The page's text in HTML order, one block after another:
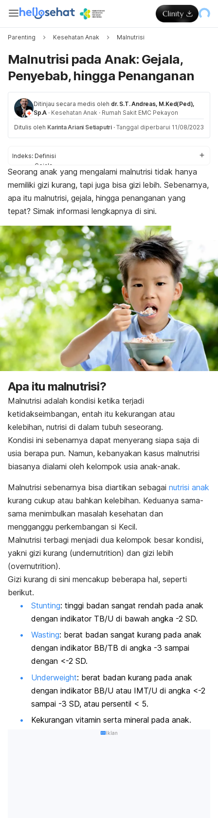
Parenting Kesehatan Anak Malnutrisi
Malnutrisi pada Anak: Gejala,
Penyebab, hingga Penanganan
Ditinjau secara medis oleh dr. S.T. Andreas, M.Ked(Ped),
Sp.A · Kesehatan Anak · Rumah Sakit EMC Pekayon
Ditulis oleh Karinta Ariani Setiaputri · Tanggal diperbarui 11/08/2023
Indeks: Definisi
Gejala
Penyebab
Faktor risiko
Diagnosis
Pengobatan
Pengobatan di rumah
Pencegahan
Seorang anak yang mengalami malnutrisi tidak hanya
memiliki gizi kurang, tapi juga bisa gizi lebih. Sebenarnya,
apa itu malnutrisi, gejala, hingga penanganan yang
tepat? Simak informasi lengkapnya di sini.
Apa itu malnutrisi?
Malnutrisi adalah kondisi ketika terjadi
ketidakseimbangan, entah itu kekurangan atau
kelebihan, nutrisi di dalam tubuh seseorang.
Kondisi ini sebenarnya dapat menyerang siapa saja di
usia berapa pun. Namun, kebanyakan kasus malnutrisi
biasanya dialami oleh kelompok usia anak-anak.
Malnutrisi sebenarnya bisa diartikan sebagai nutrisi anak
kurang cukup atau bahkan kelebihan. Keduanya sama-
sama menimbulkan masalah kesehatan dan
mengganggu perkembangan si Kecil.
Malnutrisi terbagi menjadi dua kelompok besar kondisi,
yakni gizi kurang (undernutrition) dan gizi lebih
(overnutrition).
Gizi kurang di sini mencakup beberapa hal, seperti
berikut.
Stunting: tinggi badan sangat rendah pada anak
dengan indikator TB/U di bawah angka -2 SD.
Wasting: berat badan sangat kurang pada anak
dengan indikator BB/TB di angka -3 sampai
dengan <-2 SD.
Underweight: berat badan kurang pada anak
dengan indikator BB/U atau IMT/U di angka <-2
sampai -3 SD, atau persentil < 5.
Kekurangan vitamin serta mineral pada anak.
Iklan